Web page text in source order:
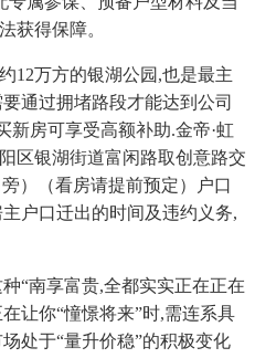
获得保障。
万方的银湖公园,也是最主
通过拥堵路段才能达到公司
新房可享受高额补助.金帝·虹
区银湖街道富闲路取创意路交
）（看房请提前预定）户口
户口迁出的时间及违约义务,
南享富贵,全都实实正在正在
让你“憧憬将来”时,需连系具
处于“量升价稳”的积极变化